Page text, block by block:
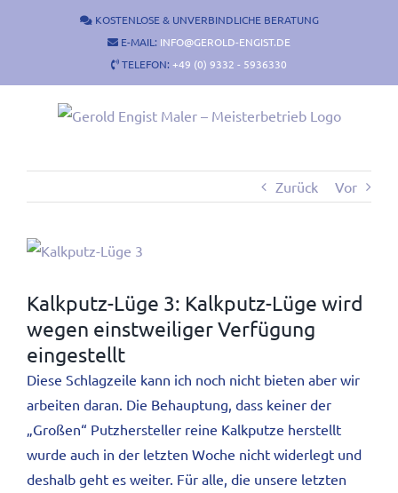
KOSTENLOSE & UNVERBINDLICHE BERATUNG
E-MAIL: INFO@GEROLD-ENGIST.DE
TELEFON: +49 (0) 9332 - 5936330
Zurück Vor
Zeige
Bild
Kalkputz-Lüge 3: Kalkputz-Lüge wird
wegen einstweiliger Verfügung
eingestellt
Diese Schlagzeile kann ich noch nicht bieten aber wir
arbeiten daran. Die Behauptung, dass keiner der
„Großen“ Putzhersteller reine Kalkputze herstellt
wurde auch in der letzten Woche nicht widerlegt und
deshalb geht es weiter. Für alle, die unsere letzten